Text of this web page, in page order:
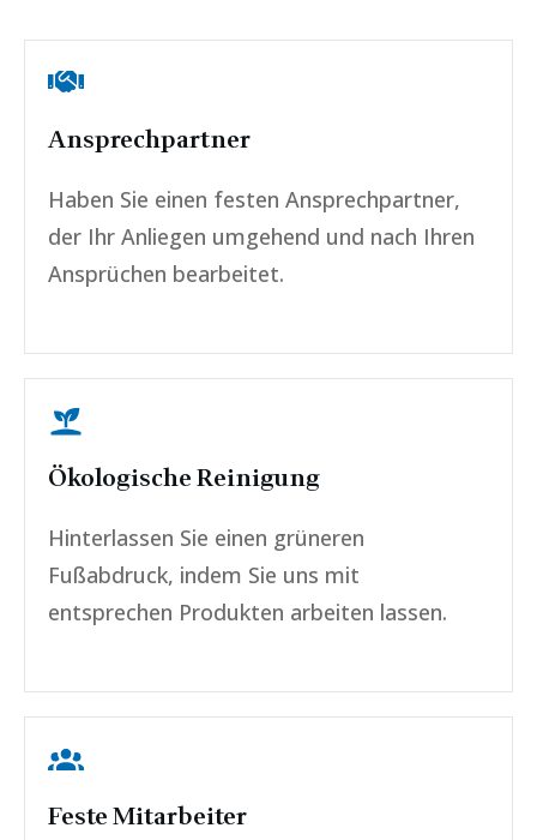
Ansprechpartner
Haben Sie einen festen Ansprechpartner,
der Ihr Anliegen umgehend und nach Ihren
Ansprüchen bearbeitet.
Ökologische Reinigung
Hinterlassen Sie einen grüneren
Fußabdruck, indem Sie uns mit
entsprechen Produkten arbeiten lassen.
Feste Mitarbeiter